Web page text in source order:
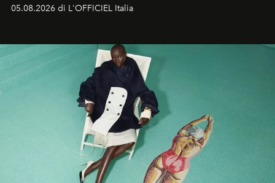
un’impronta indelebile nella storia della moda.
05.08.2026 di L'OFFICIEL Italia